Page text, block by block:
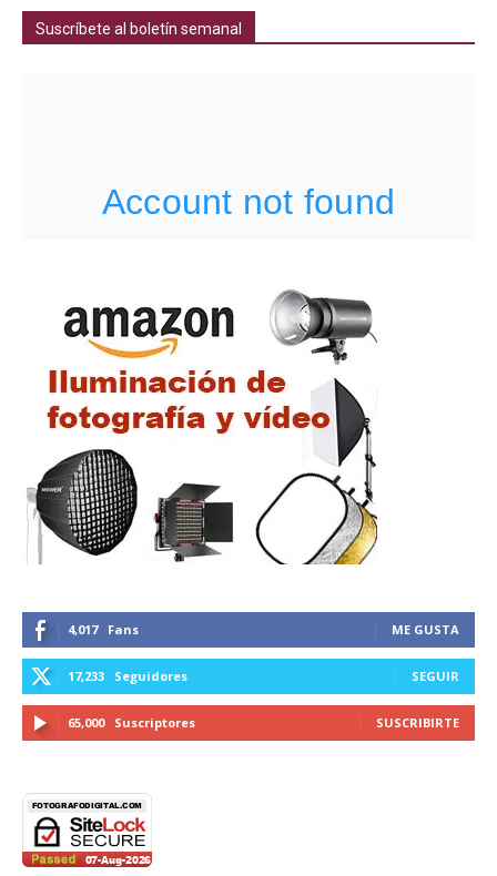
Suscríbete al boletín semanal
4,017 Fans ME GUSTA
17,233 Seguidores SEGUIR
65,000 Suscriptores SUSCRIBIRTE